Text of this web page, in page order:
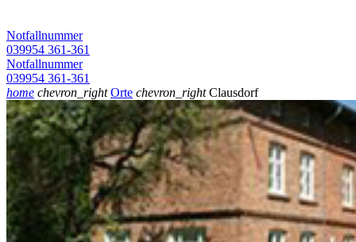
Notfallnummer
039954 361-361
Notfallnummer
039954 361-361
home chevron_right Orte chevron_right Clausdorf